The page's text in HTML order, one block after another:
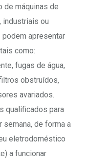
de máquinas de
industriais ou
apresentar
como:
fugas de água,
obstruídos,
avariados.
qualificados para
semana, de forma a
eletrodoméstico
a funcionar